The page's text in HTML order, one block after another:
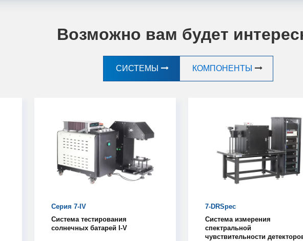
Возможно вам будет
СИСТЕМЫ КОМПОНЕНТЫ
Серия 7-IV
Система тестирования
солнечных батарей I-V
7-DRSpec
Система измерения
спектральной
чувствительности